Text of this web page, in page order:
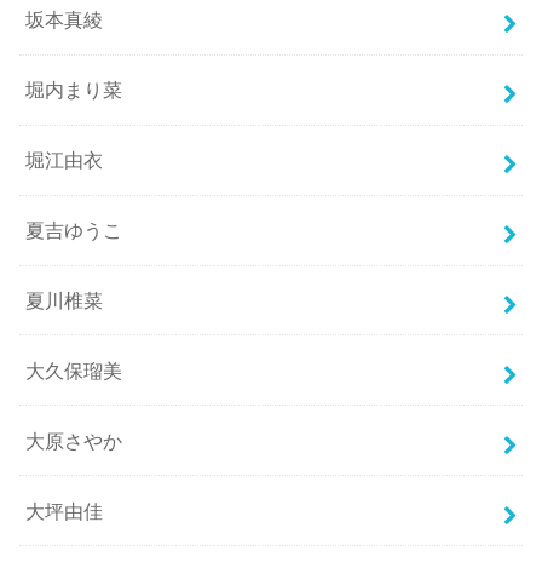
坂本真綾
堀内まり菜
堀江由衣
夏吉ゆうこ
夏川椎菜
大久保瑠美
大原さやか
大坪由佳